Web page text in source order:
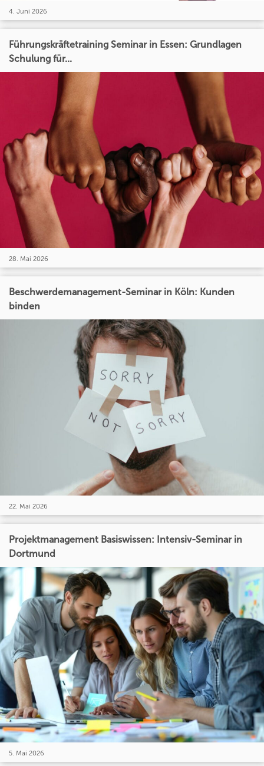
4. Juni 2026
Führungskräftetraining Seminar in Essen: Grundlagen
Schulung für...
28. Mai 2026
Beschwerdemanagement-Seminar in Köln: Kunden
binden
22. Mai 2026
Projektmanagement Basiswissen: Intensiv-Seminar in
Dortmund
5. Mai 2026